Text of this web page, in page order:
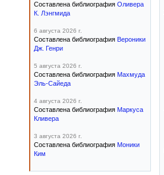
Составлена библиография Оливера
К. Лэнгмида
6 августа 2026 г.
Составлена библиография Вероники
Дж. Генри
5 августа 2026 г.
Составлена библиография Махмуда
Эль-Сайеда
4 августа 2026 г.
Составлена библиография Маркуса
Кливера
3 августа 2026 г.
Составлена библиография Моники
Ким